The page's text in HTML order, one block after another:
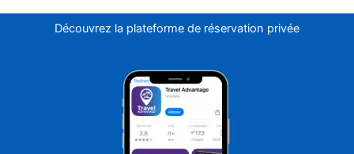
Découvrez la plateforme de réservation privée